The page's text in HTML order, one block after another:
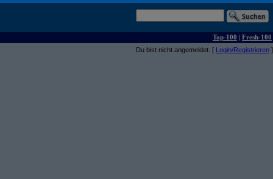
Top-100 | Fresh-100
Du bist nicht angemeldet. [ Login/Registrieren ]